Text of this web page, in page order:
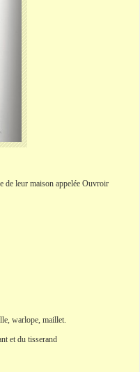
de leur maison appelée Ouvroir
warlope, maillet.
et du tisserand